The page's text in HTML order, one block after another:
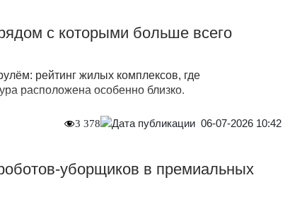
с которыми больше всего
рейтинг жилых комплексов, где
расположена особенно близко.
3 378 06-07-2026 10:42
уборщиков в премиальных